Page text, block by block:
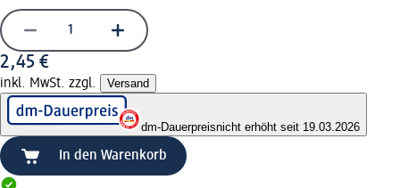
2,45 €
inkl. MwSt. zzgl. Versand
dm-Dauerpreisnicht erhöht seit 19.03.2026
In den Warenkorb